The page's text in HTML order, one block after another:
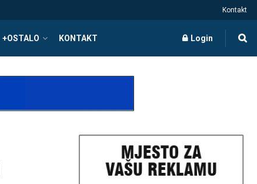
Kontakt
+OSTALO KONTAKT Login